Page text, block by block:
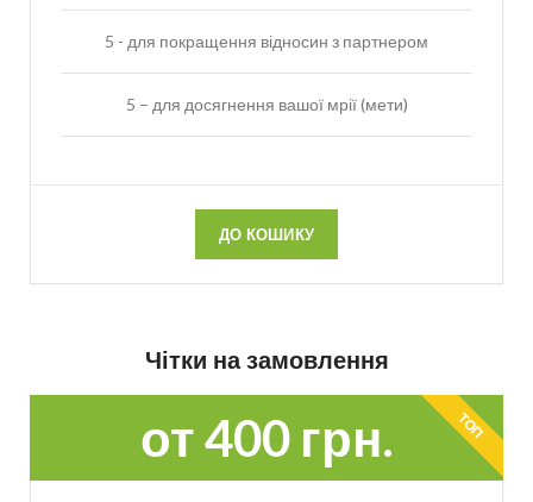
5 - для покращення відносин з партнером
5 – для досягнення вашої мрії (мети)
ДО КОШИКУ
Чітки на замовлення
ТОП
от 400 грн.